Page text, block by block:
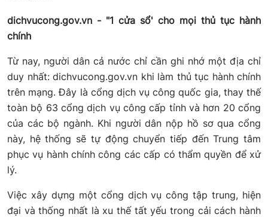
dichvucong.gov.vn - "1 cửa sổ' cho mọi thủ tục hành
chính
Từ nay, người dân cả nước chỉ cần ghi nhớ một địa chỉ
duy nhất: dichvucong.gov.vn khi làm thủ tục hành chính
trên mạng. Đây là cổng dịch vụ công quốc gia, thay thế
toàn bộ 63 cổng dịch vụ công cấp tỉnh và hơn 20 cổng
của các bộ ngành. Khi người dân nộp hồ sơ qua cổng
này, hệ thống sẽ tự động chuyển tiếp đến Trung tâm
phục vụ hành chính công các cấp có thẩm quyền để xử
lý.
Việc xây dựng một cổng dịch vụ công tập trung, hiện
đại và thống nhất là xu thế tất yếu trong cải cách hành